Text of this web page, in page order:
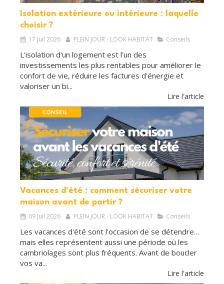
Isolation extérieure ou intérieure : laquelle
choisir ?
17 Juil 2026
PLEIN JOUR - LOOK HABITAT Conseils
L'isolation d'un logement est l'un des
investissements les plus rentables pour améliorer le
confort de vie, réduire les factures d'énergie et
valoriser un bi...
Lire l'article
Vacances d'été : comment sécuriser votre
maison avant de partir ?
09 Juil 2026
PLEIN JOUR - LOOK HABITAT Conseils
Les vacances d'été sont l'occasion de se détendre…
mais elles représentent aussi une période où les
cambriolages sont plus fréquents. Avant de boucler
vos va...
Lire l'article